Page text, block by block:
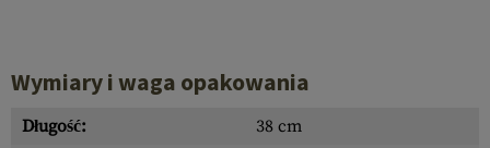
Wymiary i waga opakowania
Długość:
38 cm